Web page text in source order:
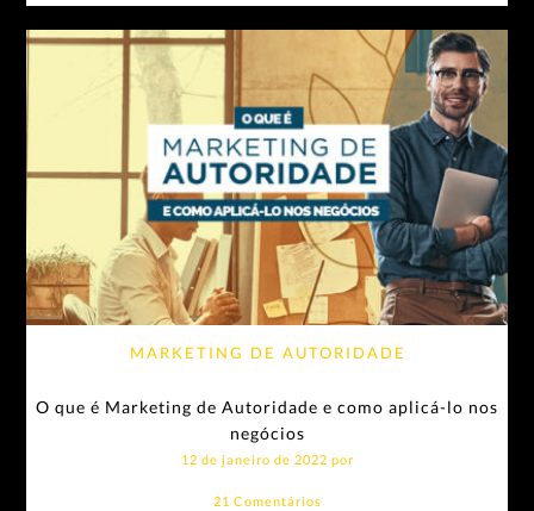
MARKETING DE AUTORIDADE
O que é Marketing de Autoridade e como aplicá-lo nos
negócios
12 de janeiro de 2022 por
21 Comentários